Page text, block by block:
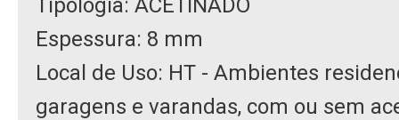
Tipologia: ACETINADO
Espessura: 8 mm
Local de Uso: HT - Ambientes
garagens e varandas, com ou sem